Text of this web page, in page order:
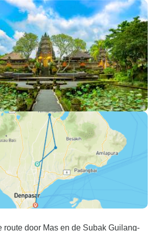
route door Mas en de Subak Guilang-